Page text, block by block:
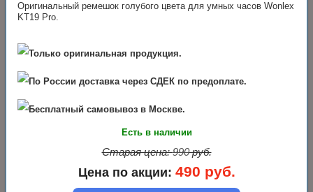
Оригинальный ремешок голубого цвета для умных часов Wonlex
KT19 Pro.
Только оригинальная продукция.
По России доставка через СДЕК по предоплате.
Бесплатный самовывоз в Москве.
Есть в наличии
Старая цена:990руб.
Цена по акции: 490 руб.